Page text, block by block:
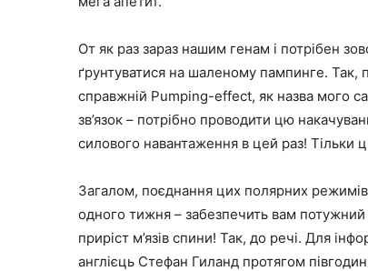
От як раз зараз нашим генам і потрібен
ґрунтуватися на шаленому пампинге. Так,
справжній Pumping-effect, як назва мого
зв’язок – потрібно проводити цю
силового навантаження в цей раз! Тільки
Загалом, поєднання цих полярних режимів
одного тижня – забезпечить вам
приріст м’язів спини! Так, до речі. Для
англієць Стефан Гиланд протягом